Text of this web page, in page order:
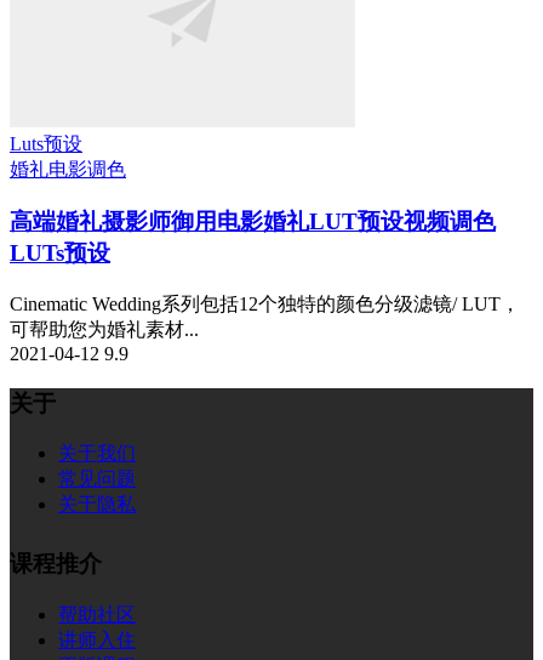
Luts预设
婚礼电影调色
高端婚礼摄影师御用电影婚礼LUT预设视频调色
LUTs预设
Cinematic Wedding系列包括12个独特的颜色分级滤镜/ LUT，
可帮助您为婚礼素材...
2021-04-12 9.9
关于
关于我们
常见问题
关于隐私
课程推介
帮助社区
讲师入住